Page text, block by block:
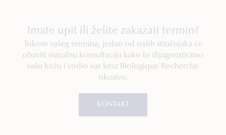
Imate upit ili želite zakazati termin?
Tokom vašeg termina, jedan od naših stručnjaka će
obaviti vizualnu konsultaciju kako bi dijagnosticirao
vašu kožu i vodio vas kroz Biologique Recherche
iskustvo.
KONTAKT